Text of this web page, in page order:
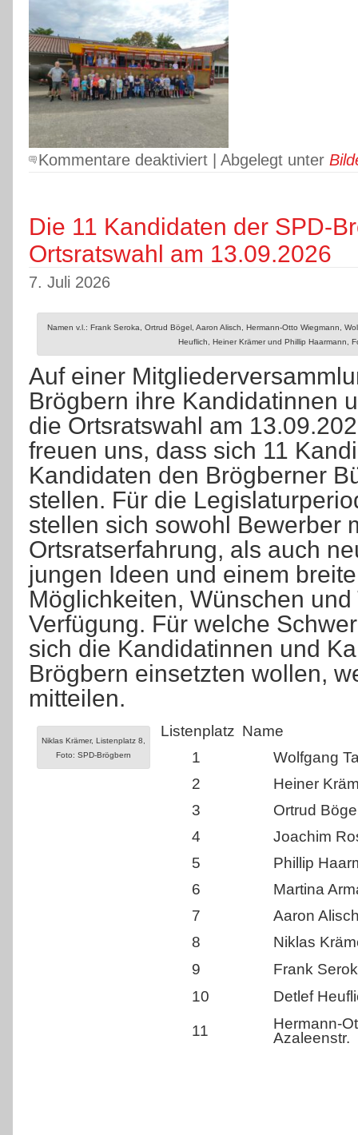
Kommentare deaktiviert für
Ferienpassaktion
dem
Planwagen
| Abgelegt unter
Die 11 Kandidaten der SPD-
Ortsratswahl am 13.09.2026
7. Juli 2026
Namen v.l.: Frank Seroka, Ortrud Bögel, Aaron Alisch, Hermann-Otto Wiegmann,
Heuflich, Heiner Krämer und Phillip Haarmann,
Auf einer
Brögbern ihre Kandidatinnen
die Ortsratswahl am
freuen uns, dass sich 11
Kandidaten den Brögberner
stellen. Für die
stellen sich sowohl Bewerber
Ortsratserfahrung, als auch
jungen Ideen und einem
Möglichkeiten, Wünschen und
Verfügung. Für welche
sich die Kandidatinnen und
Brögbern einsetzten wollen,
mitteilen.
Niklas Krämer, Listenplatz 8,
Foto: SPD-Brögbern
Listenplatz Name
1
Wolfgang
2
Heiner
3
Ortrud
4
Joachim
5
Phillip
6
Martina
7
Aaron
8
Niklas
9
Frank
10
Detlef
11
Hermann-
Azaleenstr.